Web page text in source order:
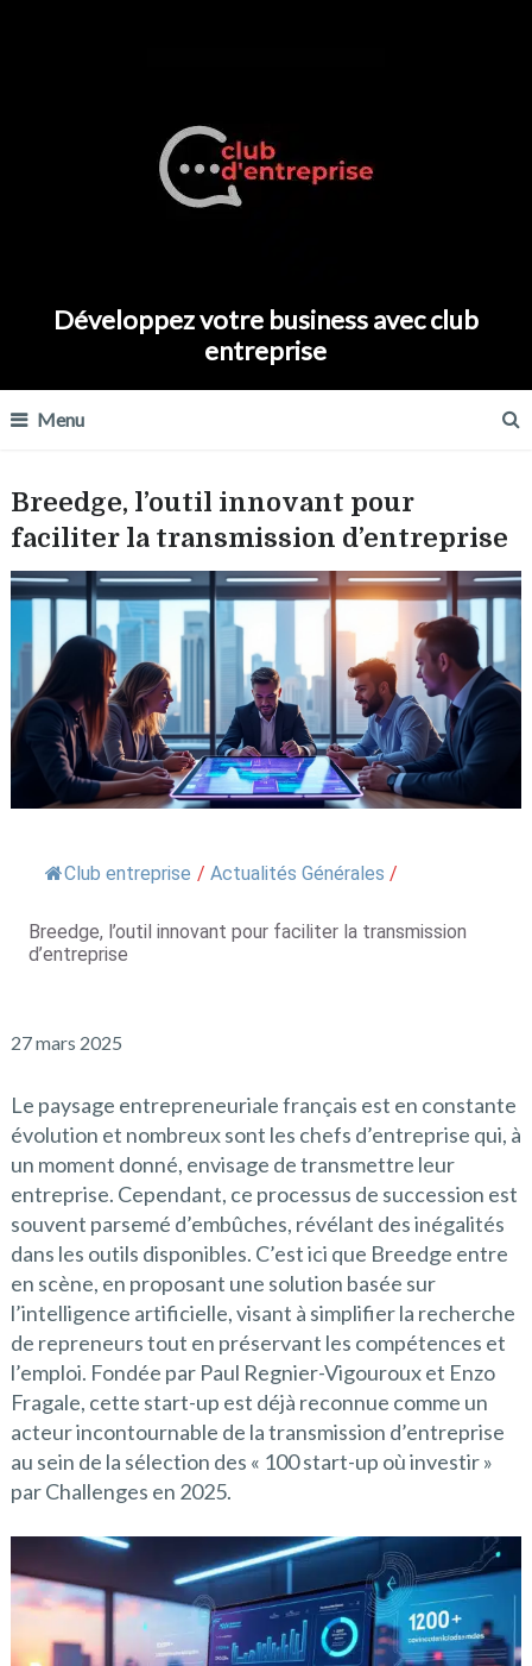
Développez votre business avec club
entreprise
Menu
Breedge, l’outil innovant pour
faciliter la transmission d’entreprise
Club entreprise / Actualités Générales /
Breedge, l’outil innovant pour faciliter la transmission
d’entreprise
27 mars 2025
Le paysage entrepreneuriale français est en constante
évolution et nombreux sont les chefs d’entreprise qui, à
un moment donné, envisage de transmettre leur
entreprise. Cependant, ce processus de succession est
souvent parsemé d’embûches, révélant des inégalités
dans les outils disponibles. C’est ici que Breedge entre
en scène, en proposant une solution basée sur
l’intelligence artificielle, visant à simplifier la recherche
de repreneurs tout en préservant les compétences et
l’emploi. Fondée par Paul Regnier-Vigouroux et Enzo
Fragale, cette start-up est déjà reconnue comme un
acteur incontournable de la transmission d’entreprise
au sein de la sélection des « 100 start-up où investir »
par Challenges en 2025.